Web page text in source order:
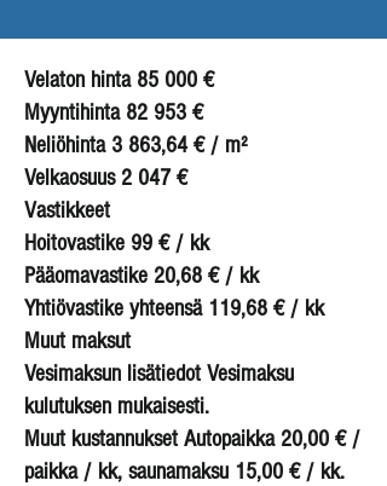
Velaton hinta 85 000 €
Myyntihinta 82 953 €
Neliöhinta 3 863,64 € / m²
Velkaosuus 2 047 €
Vastikkeet
Hoitovastike 99 € / kk
Pääomavastike 20,68 € / kk
Yhtiövastike yhteensä 119,68 € / kk
Muut maksut
Vesimaksun lisätiedot Vesimaksu
kulutuksen mukaisesti.
Muut kustannukset Autopaikka 20,00 € /
paikka / kk, saunamaksu 15,00 € / kk.